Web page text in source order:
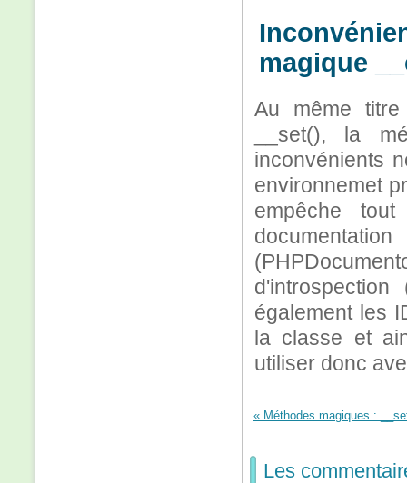
magique
Au même
__set(), la
inconvénients
environnemet
empêche
également les
la classe et
utiliser donc
« Méthodes magiques :
Les